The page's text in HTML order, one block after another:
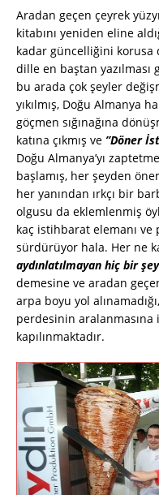
Aradan geçen çeyrek
kitabını yeniden eline
kadar güncelliğini
dille en baştan
bu arada çok şeyler
yıkılmış, Doğu Almanya
göçmen sığınağına
katına çıkmış ve ”Döner
Doğu Almanya’yı
başlamış, her şeyden
her yanından ırkçı bir
olgusu da eklemlenmiş
kaç istihbarat elemanı ve
sürdürüyor hala. Her ne
aydınlatılmayan hiç bir
demesine ve aradan
arpa boyu yol
perdesinin
kapılınmaktadır.